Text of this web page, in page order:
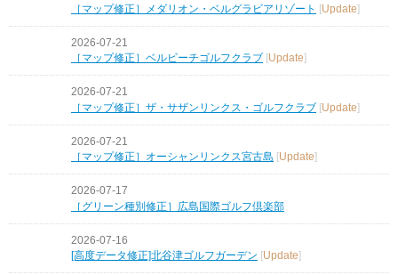
［マップ修正］メダリオン・ベルグラビアリゾート
[Update]
2026-07-21
［マップ修正］ベルビーチゴルフクラブ [Update]
2026-07-21
［マップ修正］ザ・サザンリンクス・ゴルフクラブ [Update]
2026-07-21
［マップ修正］オーシャンリンクス宮古島 [Update]
2026-07-17
［グリーン種別修正］広島国際ゴルフ倶楽部
2026-07-16
[高度データ修正]北谷津ゴルフガーデン [Update]